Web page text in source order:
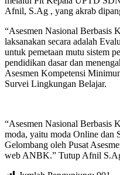
Afnil, S.Ag , yang akrab
“Asesmen Nasional
laksanakan secara adalah
untuk pemetaan mutu sistem
pendidikan dasar dan
Asesmen Kompetensi
Survei Lingkungan Belajar.
“Asesmen Nasional Berbasis
moda, yaitu moda Online dan
Gelombang oleh Pusat
web ANBK.” Tutup Afnil